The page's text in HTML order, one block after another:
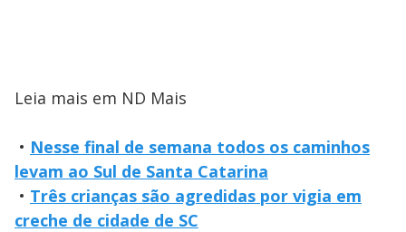
Leia mais em ND Mais
• Nesse final de semana todos os caminhos
levam ao Sul de Santa Catarina
• Três crianças são agredidas por vigia em
creche de cidade de SC